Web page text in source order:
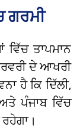
ਗਰਮੀ
ਤਾਪਮਾਨ
ਦੇ ਆਖਰੀ
ਹੈ ਕਿ ਦਿੱਲੀ,
ਪੰਜਾਬ ਵਿੱਚ